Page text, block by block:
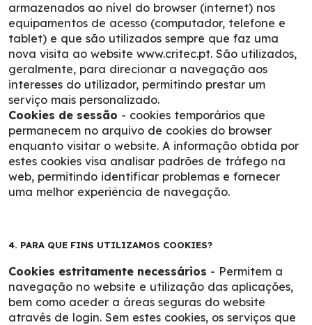
armazenados ao nível do browser (internet) nos
equipamentos de acesso (computador, telefone e
tablet) e que são utilizados sempre que faz uma
nova visita ao website www.critec.pt. São utilizados,
geralmente, para direcionar a navegação aos
interesses do utilizador, permitindo prestar um
serviço mais personalizado.
Cookies de sessão - cookies temporários que
permanecem no arquivo de cookies do browser
enquanto visitar o website. A informação obtida por
estes cookies visa analisar padrões de tráfego na
web, permitindo identificar problemas e fornecer
uma melhor experiência de navegação.
4. PARA QUE FINS UTILIZAMOS COOKIES?
Cookies estritamente necessários - Permitem a
navegação no website e utilização das aplicações,
bem como aceder a áreas seguras do website
através de login. Sem estes cookies, os serviços que